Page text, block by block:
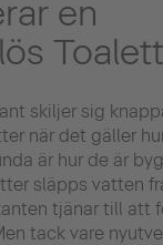
en
skiljer sig
när det gäller
är hur de är
släpps vatten
tjänar till att
tack vare